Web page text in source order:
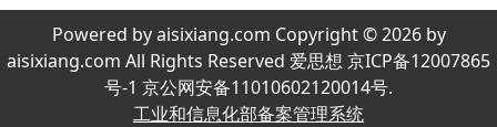
Powered by aisixiang.com Copyright © 2026 by
aisixiang.com All Rights Reserved 爱思想 京ICP备12007865
号-1 京公网安备11010602120014号.
工业和信息化部备案管理系统